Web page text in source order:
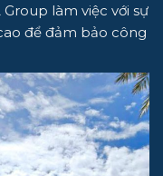
làm việc với sự
để đảm bảo công